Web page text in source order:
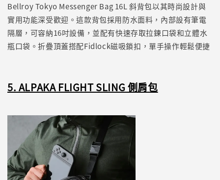
Bellroy Tokyo Messenger Bag 16L 斜背包以其時尚設計與
實用功能深受歡迎。這款背包採用防水面料，內部設有筆電
隔層，可容納16吋設備，並配有快速存取拉鍊口袋和立體水
瓶口袋。折疊頂蓋搭配Fidlock磁吸鎖扣，單手操作輕鬆便捷
5. ALPAKA FLIGHT SLING 側肩包